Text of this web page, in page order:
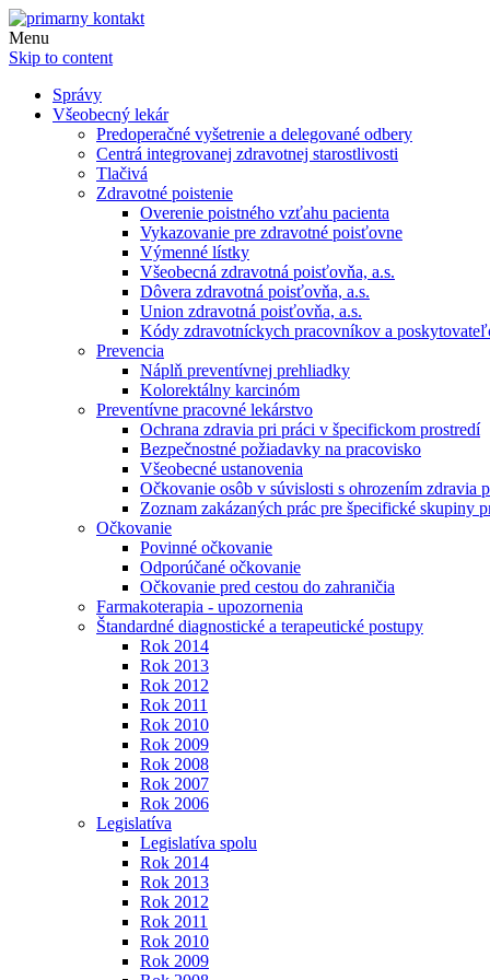
Menu
Skip to content
Správy
Všeobecný lekár
Predoperačné vyšetrenie a delegované odbery
Centrá integrovanej zdravotnej starostlivosti
Tlačivá
Zdravotné poistenie
Overenie poistného vzťahu pacienta
Vykazovanie pre zdravotné poisťovne
Výmenné lístky
Všeobecná zdravotná poisťovňa, a.s.
Dôvera zdravotná poisťovňa, a.s.
Union zdravotná poisťovňa, a.s.
Kódy zdravotníckych pracovníkov a
Prevencia
Náplň preventívnej prehliadky
Kolorektálny karcinóm
Preventívne pracovné lekárstvo
Ochrana zdravia pri práci v špecifickom prostredí
Bezpečnostné požiadavky na pracovisko
Všeobecné ustanovenia
Očkovanie osôb v súvislosti s ohrozením zdravia
Zoznam zakázaných prác pre špecifické skupiny
Očkovanie
Povinné očkovanie
Odporúčané očkovanie
Očkovanie pred cestou do zahraničia
Farmakoterapia - upozornenia
Štandardné diagnostické a terapeutické postupy
Rok 2014
Rok 2013
Rok 2012
Rok 2011
Rok 2010
Rok 2009
Rok 2008
Rok 2007
Rok 2006
Legislatíva
Legislatíva spolu
Rok 2014
Rok 2013
Rok 2012
Rok 2011
Rok 2010
Rok 2009